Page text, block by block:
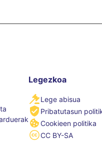
Legezkoa
Lege abisua
Pribatutasun
Cookieen politika
CC BY-SA